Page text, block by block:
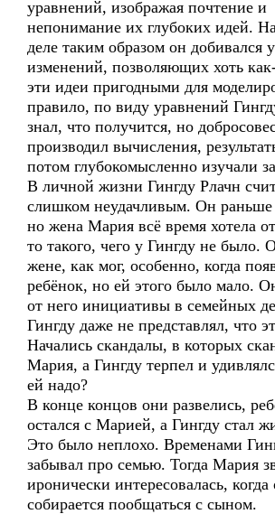
уравнений, изображая почтение и
непонимание их глубоких идей.
деле таким образом он добивался
изменений, позволяющих хоть
эти идеи пригодными для
правило, по виду уравнений
знал, что получится, но
производил вычисления,
потом глубокомысленно изучали
В личной жизни Гингду Рлачн
слишком неудачливым. Он
но жена Мария всё время хотела
то такого, чего у Гингду не было.
жене, как мог, особенно, когда
ребёнок, но ей этого было мало.
от него инициативы в семейных
Гингду даже не представлял, что
Начались скандалы, в которых
Мария, а Гингду терпел и
ей надо?
В конце концов они развелись,
остался с Марией, а Гингду стал
Это было неплохо. Временами
забывал про семью. Тогда Мария
иронически интересовалась, когда
собирается пообщаться с сыном.